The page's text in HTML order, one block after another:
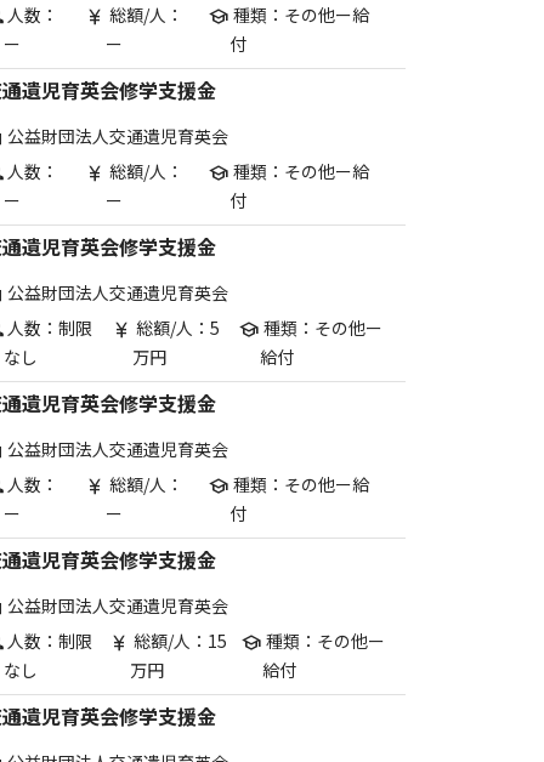
人数：
ー
currency_yen 総額/人：
ー
school 種類：その他ー給
付
遺児育英会修学支援金
公益財団法人交通遺児育英会
人数：
ー
currency_yen 総額/人：
ー
school 種類：その他ー給
付
遺児育英会修学支援金
公益財団法人交通遺児育英会
人数：制限
なし
currency_yen 総額/人：5
万円
school 種類：その他ー
給付
遺児育英会修学支援金
公益財団法人交通遺児育英会
人数：
ー
currency_yen 総額/人：
ー
school 種類：その他ー給
付
遺児育英会修学支援金
公益財団法人交通遺児育英会
人数：制限
なし
currency_yen 総額/人：15
万円
school 種類：その他ー
給付
遺児育英会修学支援金